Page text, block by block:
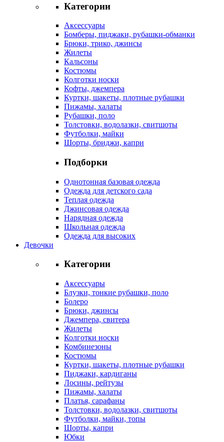
Категории
Аксессуары
Бомберы, пиджаки, рубашки-обманки
Брюки, трико, джинсы
Жилеты
Кальсоны
Костюмы
Колготки носки
Кофты, джемпера
Куртки, шакеты, плотные рубашки
Пижамы, халаты
Рубашки, поло
Толстовки, водолазки, свитшоты
Футболки, майки
Шорты, бриджи, капри
Подборки
Однотонная базовая одежда
Одежда для детского сада
Теплая одежда
Джинсовая одежда
Нарядная одежда
Школьная одежда
Одежда для высоких
Девочки
Категории
Аксессуары
Блузки, тонкие рубашки, поло
Болеро
Брюки, джинсы
Джемпера, свитера
Жилеты
Колготки носки
Комбинезоны
Костюмы
Куртки, шакеты, плотные рубашки
Пиджаки, кардиганы
Лосины, рейтузы
Пижамы, халаты
Платья, сарафаны
Толстовки, водолазки, свитшоты
Футболки, майки, топы
Шорты, капри
Юбки